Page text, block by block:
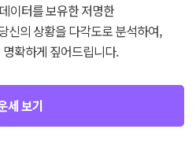
이터를 보유한 저명한
신의 상황을 다각도로 분석하여,
확하게 짚어드립니다.
세 보기